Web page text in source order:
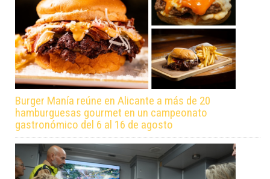
Burger Manía reúne en Alicante a más de 20
hamburguesas gourmet en un campeonato
gastronómico del 6 al 16 de agosto